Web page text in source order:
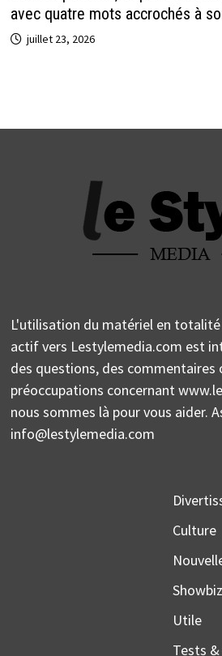
avec quatre mots accrochés à
juillet 23, 2026
L'utilisation du matériel en totalité
actif vers Lestylemedia.com est
des questions, des commentaires
préoccupations concernant
nous sommes là pour vous aider.
info@lestylemedia.com
Culture
Showbiz
Utile
Tests &